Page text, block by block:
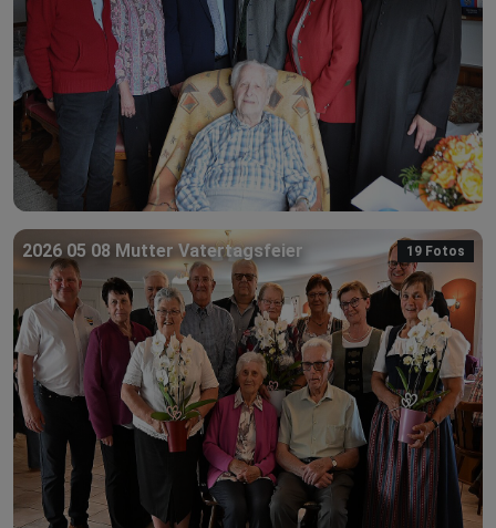
2026 05 08 Mutter Vatertagsfeier 19 Fotos